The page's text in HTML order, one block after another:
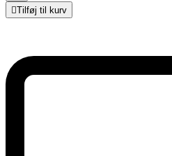
Tilføj til kurv